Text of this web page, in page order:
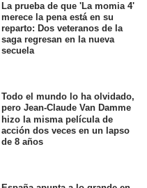
La prueba de que 'La momia 4'
merece la pena está en su
reparto: Dos veteranos de la
saga regresan en la nueva
secuela
Todo el mundo lo ha olvidado,
pero Jean-Claude Van Damme
hizo la misma película de
acción dos veces en un lapso
de 8 años